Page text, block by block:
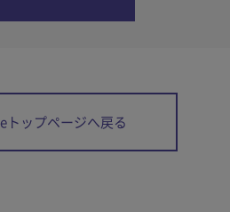
トップページへ戻る